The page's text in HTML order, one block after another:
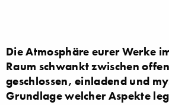
Die Atmosphäre eurer Werke
Raum schwankt zwischen
geschlossen, einladend und
Grundlage welcher Aspekte